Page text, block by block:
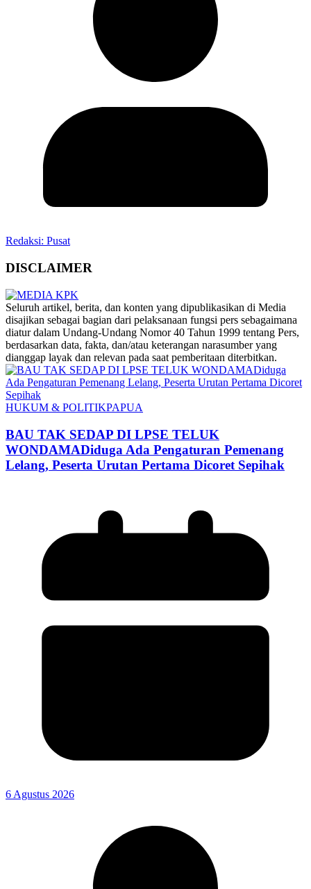
Redaksi: Pusat
DISCLAIMER
‎Seluruh artikel, berita, dan konten yang dipublikasikan di Media
disajikan sebagai bagian dari pelaksanaan fungsi pers sebagaimana
diatur dalam Undang-Undang Nomor 40 Tahun 1999 tentang Pers,
berdasarkan data, fakta, dan/atau keterangan narasumber yang
dianggap layak dan relevan pada saat pemberitaan diterbitkan.
HUKUM & POLITIKPAPUA
BAU TAK SEDAP DI LPSE TELUK
WONDAMADiduga Ada Pengaturan Pemenang
Lelang, Peserta Urutan Pertama Dicoret Sepihak
6 Agustus 2026